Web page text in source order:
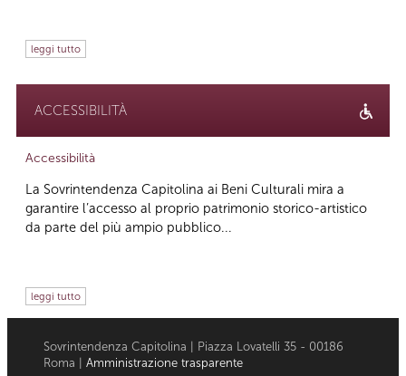
leggi tutto
ACCESSIBILITÀ
Accessibilità
La Sovrintendenza Capitolina ai Beni Culturali mira a
garantire l’accesso al proprio patrimonio storico-artistico
da parte del più ampio pubblico...
leggi tutto
Sovrintendenza Capitolina | Piazza Lovatelli 35 - 00186
Roma | Amministrazione trasparente